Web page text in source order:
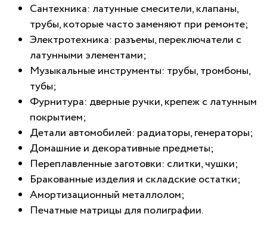
Сантехника: латунные смесители, клапаны,
трубы, которые часто заменяют при ремонте;
Электротехника: разъемы, переключатели с
латунными элементами;
Музыкальные инструменты: трубы, тромбоны,
тубы;
Фурнитура: дверные ручки, крепеж с латунным
покрытием;
Детали автомобилей: радиаторы, генераторы;
Домашние и декоративные предметы;
Переплавленные заготовки: слитки, чушки;
Бракованные изделия и складские остатки;
Амортизационный металлолом;
Печатные матрицы для полиграфии.